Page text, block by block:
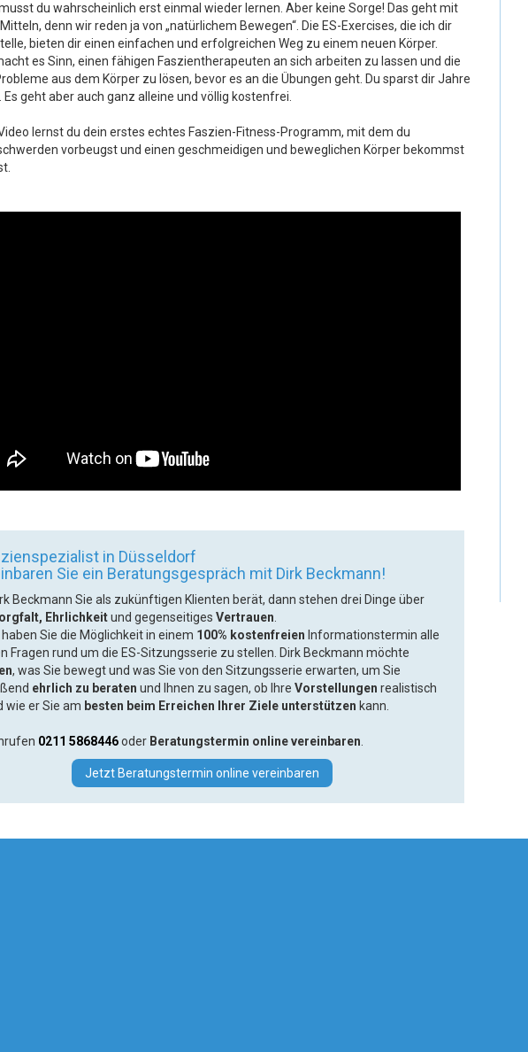
du wahrscheinlich erst einmal wieder lernen. Aber keine Sorge! Das geht mit
denn wir reden ja von „natürlichem Bewegen“. Die ES-Exercises, die ich dir
bieten dir einen einfachen und erfolgreichen Weg zu einem neuen Körper.
es Sinn, einen fähigen Faszientherapeuten an sich arbeiten zu lassen und die
aus dem Körper zu lösen, bevor es an die Übungen geht. Du sparst dir Jahre
Es geht aber auch ganz alleine und völlig kostenfrei.
lernst du dein erstes echtes Faszien-Fitness-Programm, mit dem du
vorbeugst und einen geschmeidigen und beweglichen Körper bekommst
in Düsseldorf
Sie ein Beratungsgespräch mit Dirk Beckmann!
Beckmann Sie als zukünftigen Klienten berät, dann stehen drei Dinge über
Ehrlichkeitund gegenseitiges Vertrauen
haben Sie die Möglichkeit in einem 100% kostenfreien Informationstermin alle
Fragen rund um die ES-Sitzungsserie zu stellen. Dirk Beckmann möchte
, was Sie bewegt und was Sie von den Sitzungsserie erwarten, um Sie
ehrlich zu beraten und Ihnen zu sagen, ob Ihre Vorstellungen realistisch
wie er Sie am besten beim Erreichen Ihrer Ziele unterstützen kann.
0211 5868446oder Beratungstermin online vereinbaren
Jetzt Beratungstermin online vereinbaren